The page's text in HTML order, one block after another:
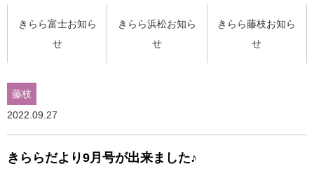
きらら富士お知ら
せ
きらら浜松お知ら
せ
きらら藤枝お知ら
せ
藤枝
2022.09.27
きららだより9月号が出来ました♪